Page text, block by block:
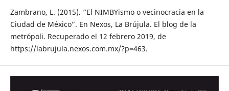
Zambrano, L. (2015). “El NIMBYismo o vecinocracia en la
Ciudad de México”. En Nexos, La Brújula. El blog de la
metrópoli. Recuperado el 12 febrero 2019, de
https://labrujula.nexos.com.mx/?p=463.